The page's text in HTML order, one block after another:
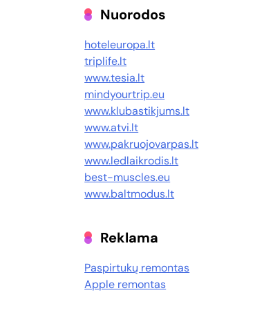
Nuorodos
hoteleuropa.lt
triplife.lt
www.tesia.lt
mindyourtrip.eu
www.klubastikjums.lt
www.atvi.lt
www.pakruojovarpas.lt
www.ledlaikrodis.lt
best-muscles.eu
www.baltmodus.lt
Reklama
Paspirtukų remontas
Apple remontas